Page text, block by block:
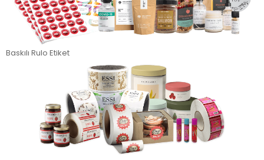
Baskılı Rulo Etiket